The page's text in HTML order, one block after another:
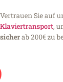
Vertrauen Sie auf
Klaviertransport,
sicherab 200€ zu